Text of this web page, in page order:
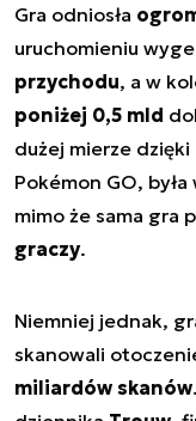
Gra odniosła
uruchomieniu
przychodu, a w
poniżej 0,5 mld
dużej mierze
Pokémon GO,
mimo że sama gra
graczy.
Niemniej jednak,
skanowali
miliardów skanów